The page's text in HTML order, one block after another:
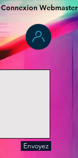
Connexion Webmaster
Envoyez